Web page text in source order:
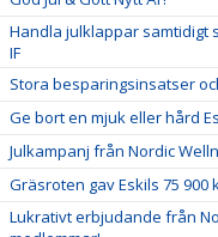
Handla julklappar samtidigt
IF
Stora besparingsinsatser
Ge bort en mjuk eller hård
Julkampanj från Nordic
Gräsroten gav Eskils 75 900
Lukrativt erbjudande från